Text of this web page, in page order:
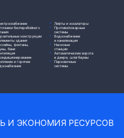
Лифты и эскалаторы
бесперебойного
Противопожарные
системы
конструкции
здания
Водоснабжение
и канализация
фонтаны,
бани
Насосные
станции
Автоматические ворота
и двери, шлагбаумы
и горячее
Парковочные
системы
И ЭКОНОМИЯ РЕСУРСОВ